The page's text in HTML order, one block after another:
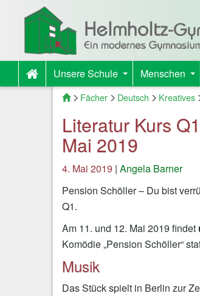
+
Unsere Schule Menschen
Startseite
Fächer Deutsch Kreatives
Literatur Kurs
Mai 2019
4. Mai 2019 | Angela Barner
Pension Schöller – Du bist
Q1.
Am 11. und 12. Mai 2019 findet
Komödie „Pension Schöller“
Musik
Das Stück spielt in Berlin zur